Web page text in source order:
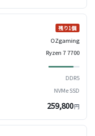
残り1個
OZgaming
Ryzen 7 7700
DDR5
NVMe SSD
259,800円